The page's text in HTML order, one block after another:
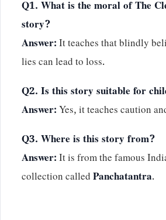
Q1. What is the moral of The
story?
Answer:It teaches that blindly
lies can lead to loss.
Q2. Is this story suitable for
Answer:Yes, it teaches caution
Q3. Where is this story from?
Answer:It is from the famous
collection calledPanchatantra.